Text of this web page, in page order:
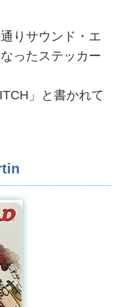
りサウンド・エ
ったステッカー
」と書かれて